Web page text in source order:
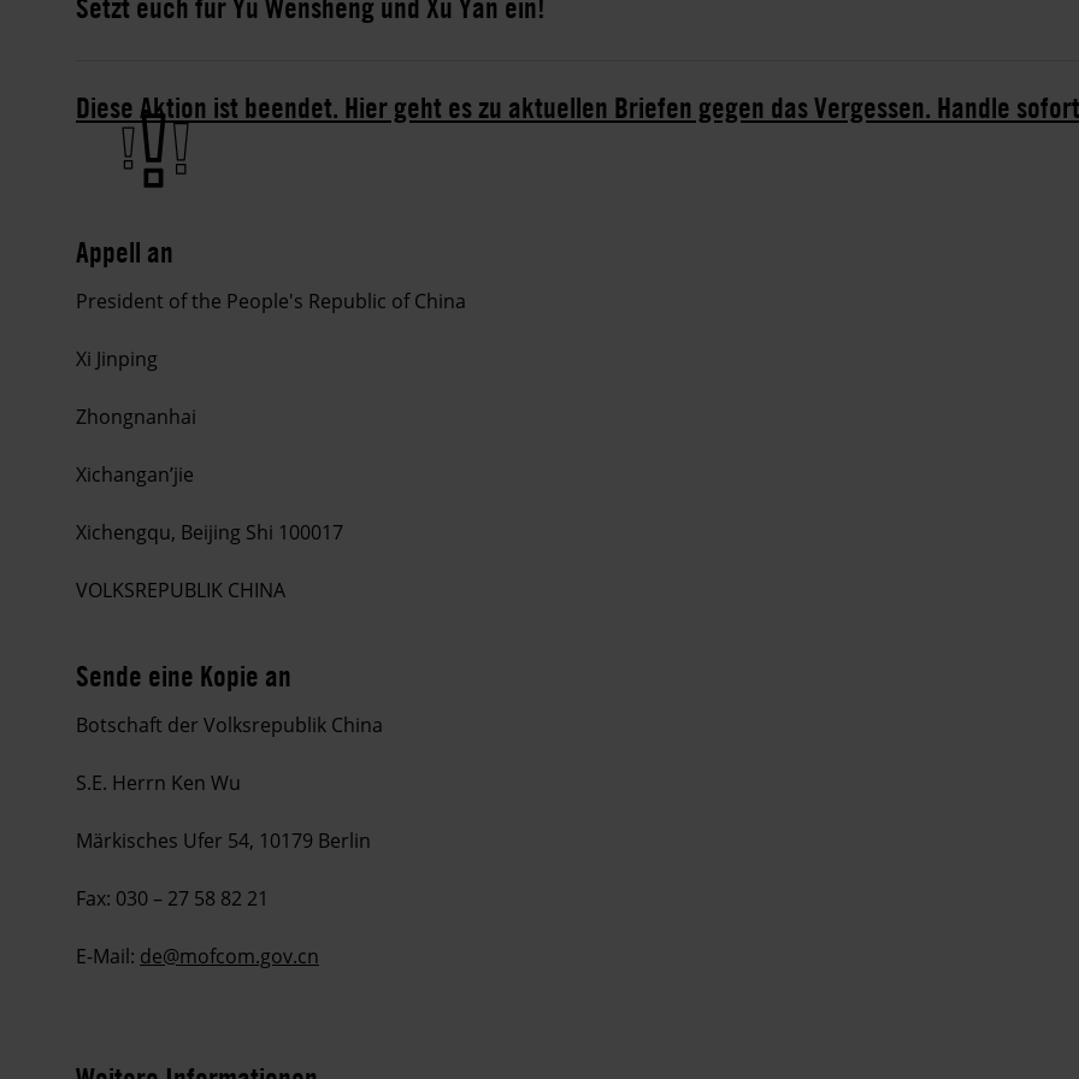
Diese Aktion ist beendet. Hier geht es zu aktuellen Briefen gegen das Vergessen. Handle
Appell an
President of the People's Republic of China
Xi Jinping
Zhongnanhai
Xichangan’jie
Xichengqu, Beijing Shi 100017
VOLKSREPUBLIK CHINA
Sende eine Kopie an
Botschaft der Volksrepublik China
S.E. Herrn Ken Wu
Märkisches Ufer 54, 10179 Berlin
Fax: 030 – 27 58 82 21
E-Mail: de@mofcom.gov.cn